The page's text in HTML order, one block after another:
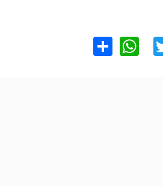
Twitter
WhatsApp